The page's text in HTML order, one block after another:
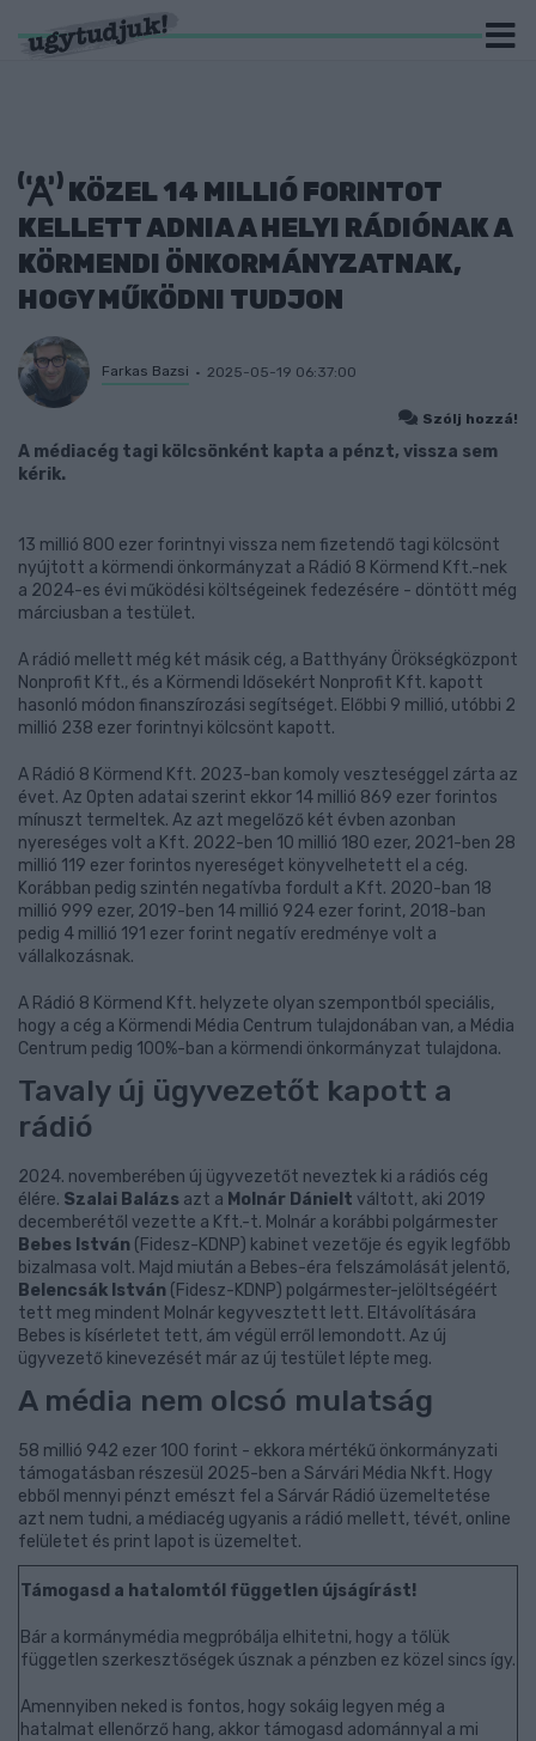
KÖZEL 14 MILLIÓ FORINTOT
KELLETT ADNIA A HELYI RÁDIÓNAK A
KÖRMENDI ÖNKORMÁNYZATNAK,
HOGY MŰKÖDNI TUDJON
Farkas Bazsi 2025-05-19 06:37:00
Szólj hozzá!
A médiacég tagi kölcsönként kapta a pénzt, vissza sem
kérik.
13 millió 800 ezer forintnyi vissza nem fizetendő tagi kölcsönt
nyújtott a körmendi önkormányzat a Rádió 8 Körmend Kft.-nek
a 2024-es évi működési költségeinek fedezésére - döntött még
márciusban a testület.
A rádió mellett még két másik cég, a Batthyány Örökségközpont
Nonprofit Kft., és a Körmendi Idősekért Nonprofit Kft. kapott
hasonló módon finanszírozási segítséget. Előbbi 9 millió, utóbbi 2
millió 238 ezer forintnyi kölcsönt kapott.
A Rádió 8 Körmend Kft. 2023-ban komoly veszteséggel zárta az
évet. Az Opten adatai szerint ekkor 14 millió 869 ezer forintos
mínuszt termeltek. Az azt megelőző két évben azonban
nyereséges volt a Kft. 2022-ben 10 millió 180 ezer, 2021-ben 28
millió 119 ezer forintos nyereséget könyvelhetett el a cég.
Korábban pedig szintén negatívba fordult a Kft. 2020-ban 18
millió 999 ezer, 2019-ben 14 millió 924 ezer forint, 2018-ban
pedig 4 millió 191 ezer forint negatív eredménye volt a
vállalkozásnak.
A Rádió 8 Körmend Kft. helyzete olyan szempontból speciális,
hogy a cég a Körmendi Média Centrum tulajdonában van, a Média
Centrum pedig 100%-ban a körmendi önkormányzat tulajdona.
Tavaly új ügyvezetőt kapott a
rádió
2024. novemberében új ügyvezetőt neveztek ki a rádiós cég
élére. Szalai Balázs azt a Molnár Dánielt váltott, aki 2019
decemberétől vezette a Kft.-t. Molnár a korábbi polgármester
Bebes István (Fidesz-KDNP) kabinet vezetője és egyik legfőbb
bizalmasa volt. Majd miután a Bebes-éra felszámolását jelentő,
Belencsák István (Fidesz-KDNP) polgármester-jelöltségéért
tett meg mindent Molnár kegyvesztett lett. Eltávolítására
Bebes is kísérletet tett, ám végül erről lemondott. Az új
ügyvezető kinevezését már az új testület lépte meg.
A média nem olcsó mulatság
58 millió 942 ezer 100 forint - ekkora mértékű önkormányzati
támogatásban részesül 2025-ben a Sárvári Média Nkft. Hogy
ebből mennyi pénzt emészt fel a Sárvár Rádió üzemeltetése
azt nem tudni, a médiacég ugyanis a rádió mellett, tévét, online
felületet és print lapot is üzemeltet.
Támogasd a hatalomtól független újságírást!
Bár a kormánymédia megpróbálja elhitetni, hogy a tőlük
független szerkesztőségek úsznak a pénzben ez közel sincs így.
Amennyiben neked is fontos, hogy sokáig legyen még a
hatalmat ellenőrző hang, akkor támogasd adománnyal a mi